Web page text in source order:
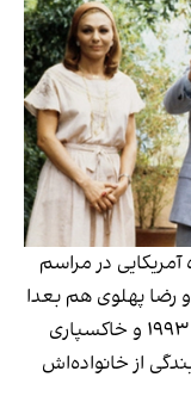
آمریکایی در مراسم
در قاهره در سال ۱۹۸۰ بود و رضا پهلوی هم بعدا
در مراسم خاکسپاری پات نیکسون در سال ۱۹۹۳ و خاکسپاری
در سال ۱۹۹۴به نمایندگی از خانواده‌اش